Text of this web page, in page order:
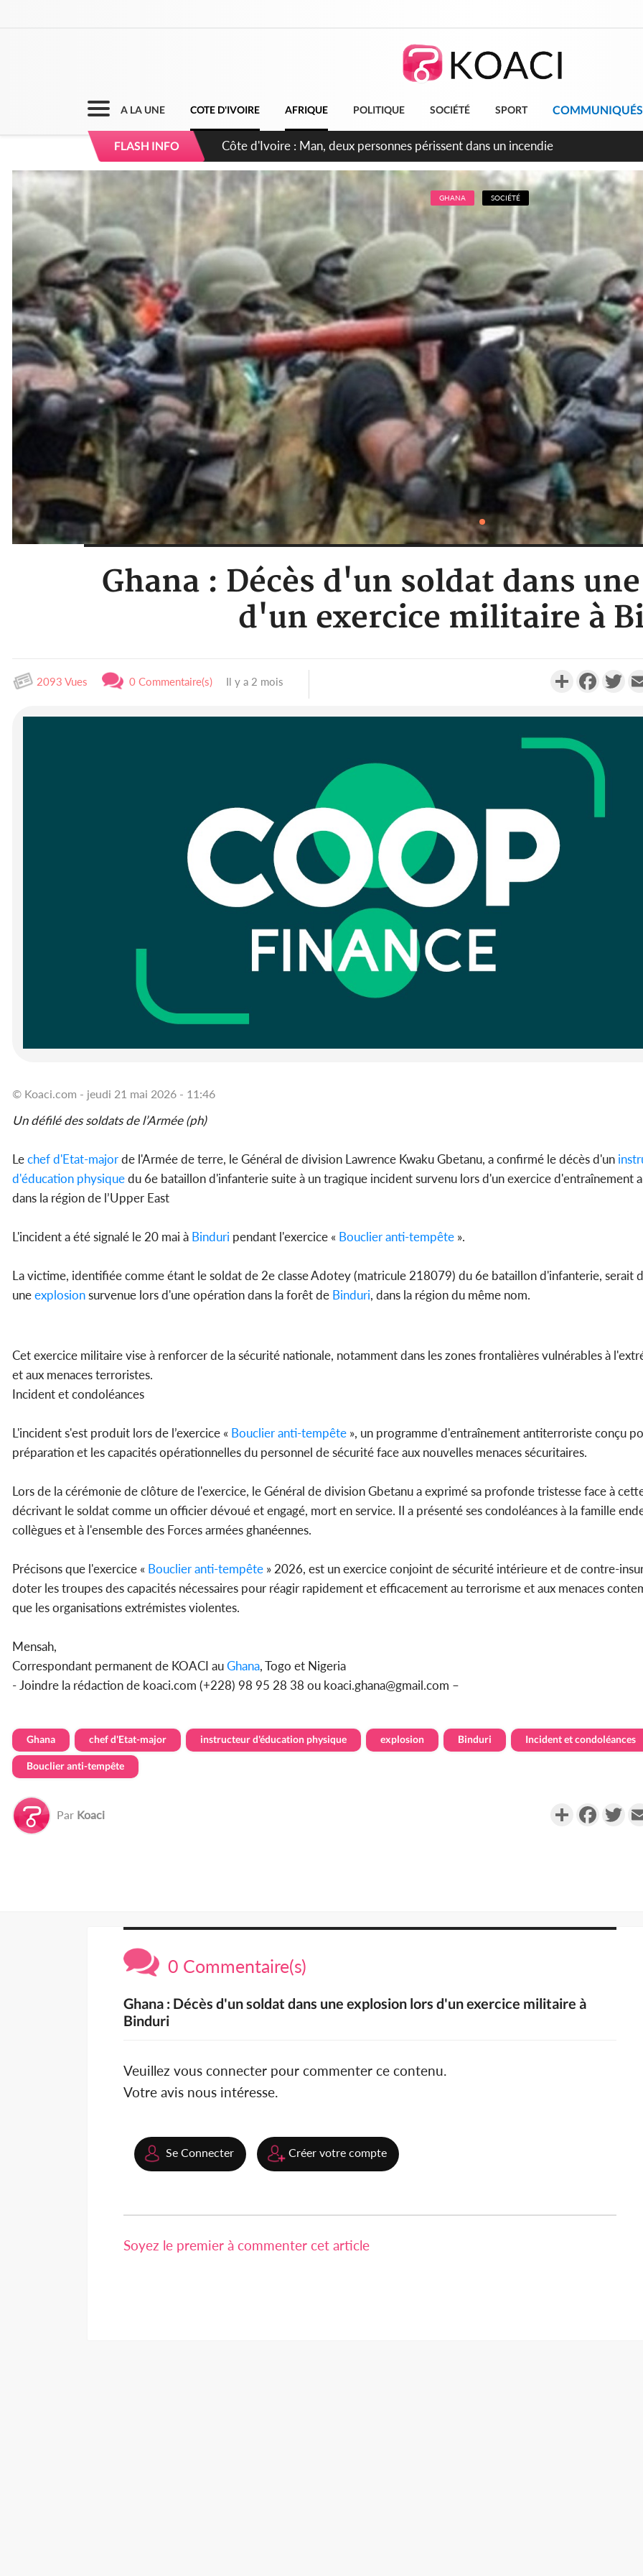
A LA UNE COTE D'IVOIRE AFRIQUE POLITIQUE SOCIÉTÉ SPORT COMMUNIQUÉS
FLASH INFO
Côte d'Ivoire : Séileu, la célébration de la fête nationale transformée en vaste
dépigmentants dangereux
GHANA SOCIÉTÉ
Ghana : Décès d'un soldat dans
d'un exercice militaire à
2093 Vues 0 Commentaire(s) Il y a 2 mois Partager
© Koaci.com - jeudi 21 mai 2026 - 11:46
Un défilé des soldats de l’Armée (ph)
Lechef d'Etat-majorde l'Armée de terre, le Général de division Lawrence Kwaku Gbetanu, a confirmé le décès d'un
d'éducation physiquedu 6e bataillon d'infanterie suite à un tragique incident survenu lors d'un exercice d'entraînement
dans la région de l’Upper East
L'incident a été signalé le 20 mai à Binduri pendant l'exercice « Bouclier anti-tempête ».
La victime, identifiée comme étant le soldat de 2e classe Adotey (matricule 218079) du 6e bataillon d'infanterie, serait
uneexplosionsurvenue lors d'une opération dans la forêt de Binduri, dans la région du même nom.
Cet exercice militaire vise à renforcer de la sécurité nationale, notamment dans les zones frontalières vulnérables à
et aux menaces terroristes.
Incident et condoléances
L'incident s'est produit lors de l’exercice « Bouclier anti-tempête », un programme d'entraînement antiterroriste conçu
préparation et les capacités opérationnelles du personnel de sécurité face aux nouvelles menaces sécuritaires.
Lors de la cérémonie de clôture de l'exercice, le Général de division Gbetanu a exprimé sa profonde tristesse face à
décrivant le soldat comme un officier dévoué et engagé, mort en service. Il a présenté ses condoléances à la famille
collègues et à l'ensemble des Forces armées ghanéennes.
Précisons que l'exercice « Bouclier anti-tempête » 2026, est un exercice conjoint de sécurité intérieure et de contre-
doter les troupes des capacités nécessaires pour réagir rapidement et efficacement au terrorisme et aux menaces
que les organisations extrémistes violentes.
Mensah,
Correspondant permanent de KOACI auGhana, Togo et Nigeria
- Joindre la rédaction de koaci.com (+228) 98 95 28 38 ou koaci.ghana@gmail.com –
Ghana chef d'Etat-major instructeur d'éducation physique explosion Binduri Incident et condoléances
Bouclier anti-tempête
Par Koaci Partager
SOCIÉTÉ
Côte d'Ivoire : Man, deux
personnes périssent dans un
SOCIÉTÉ
Côte d'Ivoire : Daloa, il tue
0 Commentaire(s)
Ghana : Décès d'un soldat dans une explosion lors d'un exercice militaire à
Binduri
Veuillez vous connecter pour commenter ce contenu.
Votre avis nous intéresse.
Se Connecter Créer votre compte
Soyez le premier à commenter cet article